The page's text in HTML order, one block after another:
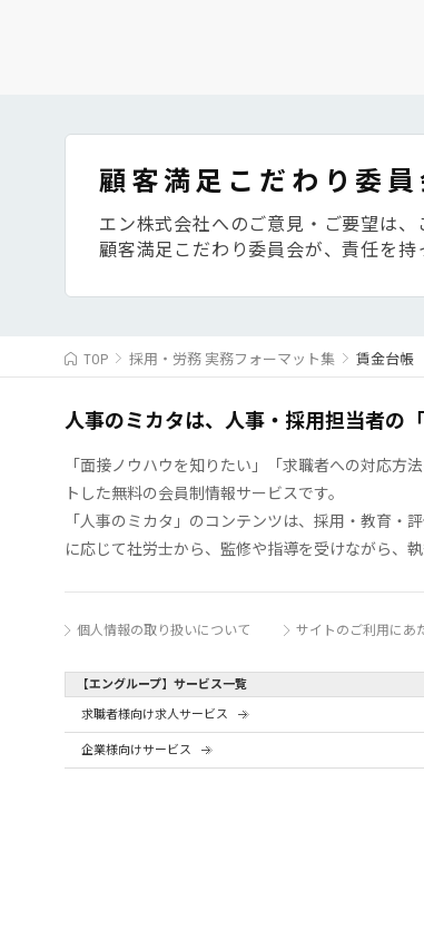
顧客満足こだわり委員
エン株式会社へのご意見・ご要望は、
顧客満足こだわり委員会が、責任を持
TOP 採用・労務 実務フォーマット集 賃金台帳
人事のミカタは、人事・採用担当者の
「面接ノウハウを知りたい」「求職者への対応方
トした無料の会員制情報サービスです。
「人事のミカタ」のコンテンツは、採用・教育
に応じて社労士から、監修や指導を受けながら、
個人情報の取り扱いについて サイトのご利用にあ
【エングループ】サービス一覧
求職者様向け求人サービス
企業様向けサービス